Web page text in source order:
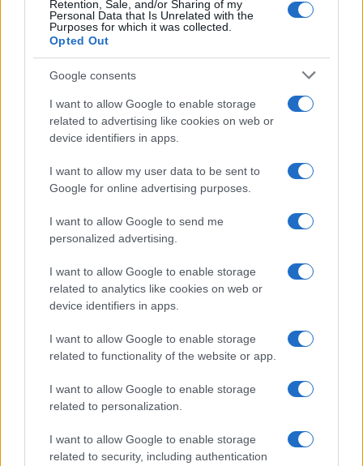
Retention, Sale, and/or Sharing of my
Personal Data that Is Unrelated with the
Purposes for which it was collected.
Opted Out
Google consents
I want to allow Google to enable storage
related to advertising like cookies on web or
device identifiers in apps.
I want to allow my user data to be sent to
Google for online advertising purposes.
I want to allow Google to send me
personalized advertising.
I want to allow Google to enable storage
related to analytics like cookies on web or
device identifiers in apps.
I want to allow Google to enable storage
related to functionality of the website or app.
I want to allow Google to enable storage
related to personalization.
I want to allow Google to enable storage
related to security, including authentication
CRIPTOMONEDAS
Francia se convierte en el epicentro de los robos violentos de
criptomonedas
Diego Martín · 9 Ago 2026